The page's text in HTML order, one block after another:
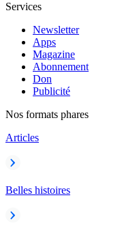
Services
Newsletter
Apps
Magazine
Abonnement
Don
Publicité
Nos formats phares
Articles
Belles histoires